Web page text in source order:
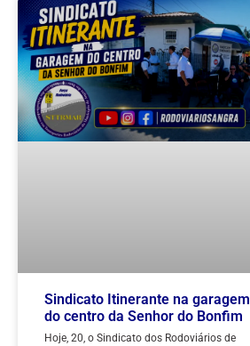
Sindicato Itinerante na garagem
do centro da Senhor do Bonfim
Hoje, 20, o Sindicato dos Rodoviários de